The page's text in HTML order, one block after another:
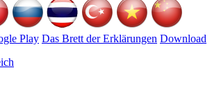
Play Das Brett der Erklärungen Download